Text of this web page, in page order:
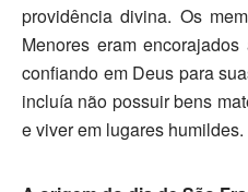
providência divina. Os
Menores eram
confiando em Deus para
incluía não possuir bens
e viver em lugares humildes.